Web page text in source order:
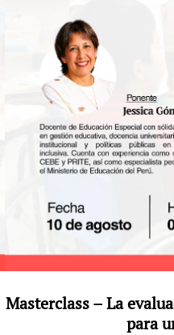
Masterclass – La
para